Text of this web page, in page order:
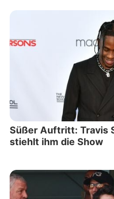
Süßer Auftritt: Travis
stiehlt ihm die Show